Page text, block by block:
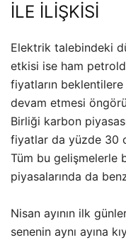
İLE İLİŞKİSİ
Elektrik talebindeki
etkisi ise ham
fiyatların
devam etmesi
Birliği karbon
fiyatlar da yüzde 30
Tüm bu gelişmelerle
piyasalarında da
Nisan ayının ilk
senenin aynı ayına